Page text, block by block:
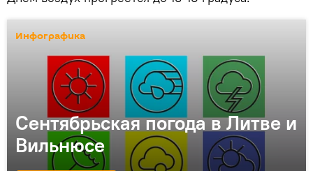
Инфографика
Сентябрьская погода в Литве и
Вильнюсе